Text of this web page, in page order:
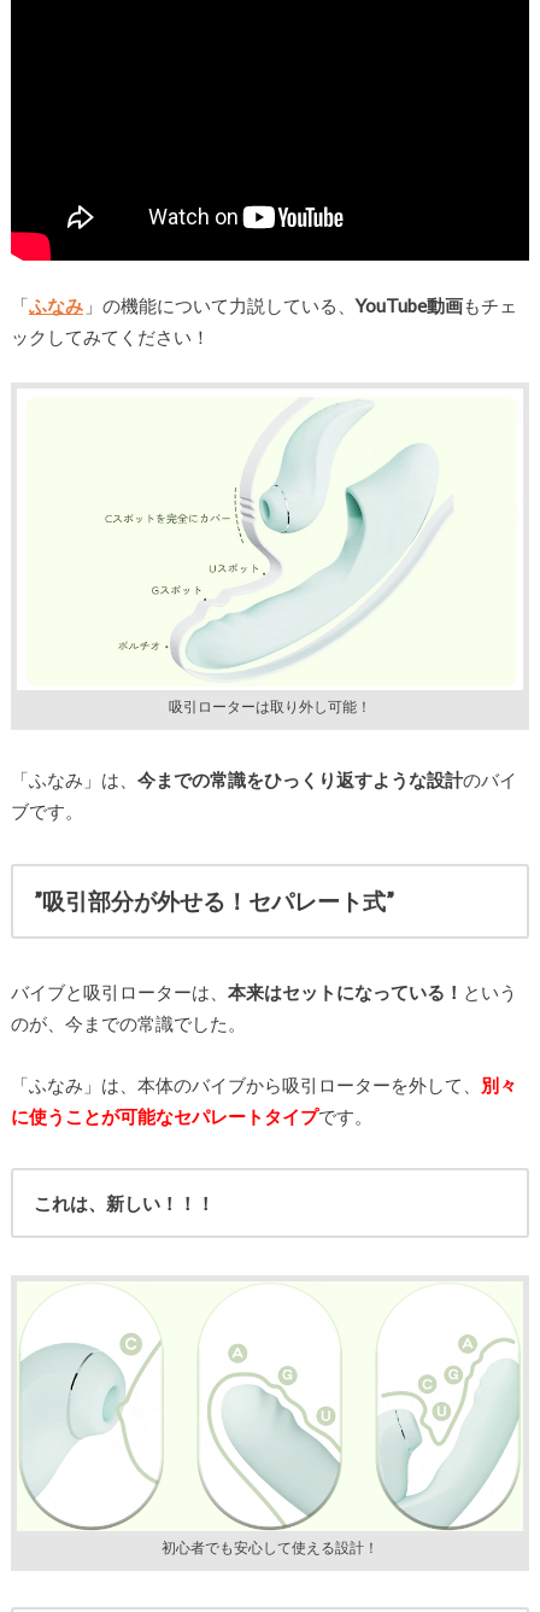
「ふなみ 」の機能について力説している、YouTube動画もチェ
ックしてみてください！
吸引ローターは取り外し可能！
「ふなみ」は、 今までの常識をひっくり返すような設計のバイ
ブです。
”吸引部分が外せる！セパレート式”
バイブと吸引ローターは、 本来はセットになっている！ という
のが、今までの常識でした。
「ふなみ」は、本体のバイブから吸引ローターを外して、 別々
に使うことが可能なセパレートタイプです。
これは、新しい！！！
初心者でも安心して使える設計！